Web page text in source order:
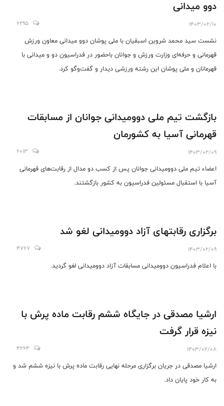
دوو میدانی
1403/02/10
6295
نشست سید محمد شروین اسبقیان با ملی پوشان دوو میدانی معاون ورزش
قهرمانی و حرفه‌ای وزارت ورزش و جوانان باحضور در فدراسیون دو و میدانی با
قهرمانان و ملی پوشان این رشته ورزشی دیدار و گفت‌وگو کرد.
بازگشت تیم ملی دوومیدانی جوانان از مسابقات
قهرمانی آسیا به کشورمان
1403/02/09
6013
اعضاء تیم ملی دوومیدانی جوانان پس از کسب دو مدال از رقابت‌های قهرمانی
آسیا با استقبال مسئولین فدراسیون به کشور بازگشتند.
برگزاری رقابتهای آزاد دوومیدانی لغو شد
1403/02/09
4767
با اعلام فدراسیون دوومیدانی مسابقات آزاد دوومیدانی لغو گردید.
ارشیا مصدقی در جایگاه ششم رقابت ماده پرش با
نیزه قرار گرفت
1403/02/08
4264
ارشیا مصدقی در جریان برگزاری مرحله نهایی رقابت ماده پرش با نیزه ششم شد و
به کار خود پایان داد.